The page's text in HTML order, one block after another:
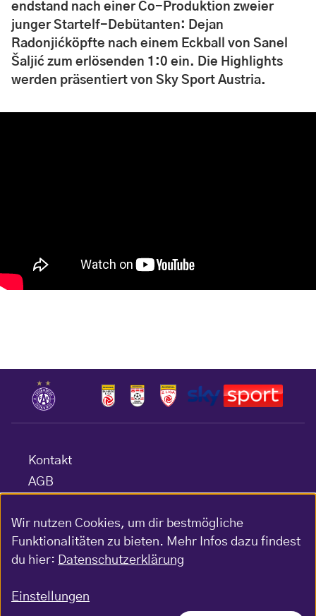
endstand nach einer Co-Produktion zweier
junger Startelf-Debütanten: Dejan
Radonjićköpfte nach einem Eckball von Sanel
Šaljić zum erlösenden 1:0 ein. Die Highlights
werden präsentiert von Sky Sport Austria.
Kontakt
AGB
Barrierefreiheitserklärung
Impressum
Gewinnspiel-Bedingungen
Wir nutzen Cookies, um dir bestmögliche
Funktionalitäten zu bieten. Mehr Infos dazu findest
du hier: Datenschutzerklärung
Einstellungen